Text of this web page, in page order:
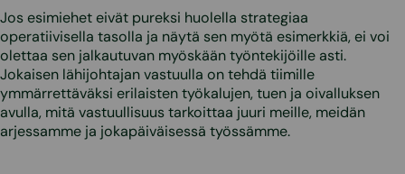
Jos esimiehet eivät pureksi huolella strategiaa
operatiivisella tasolla ja näytä sen myötä esimerkkiä, ei voi
olettaa sen jalkautuvan myöskään työntekijöille asti.
Jokaisen lähijohtajan vastuulla on tehdä tiimille
ymmärrettäväksi erilaisten työkalujen, tuen ja oivalluksen
avulla, mitä vastuullisuus tarkoittaa juuri meille, meidän
arjessamme ja jokapäiväisessä työssämme.